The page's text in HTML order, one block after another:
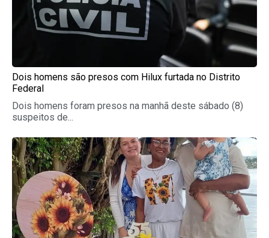
Dois homens são presos com Hilux furtada no Distrito
Federal
Dois homens foram presos na manhã deste sábado (8)
suspeitos de...